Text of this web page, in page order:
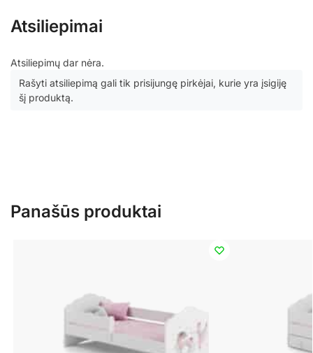
Atsiliepimai
Atsiliepimų dar nėra.
Rašyti atsiliepimą gali tik prisijungę pirkėjai, kurie yra įsigiję
šį produktą.
Panašūs produktai